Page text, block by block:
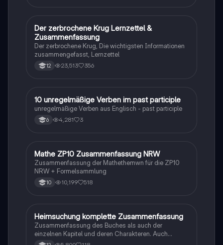
Deutsch
Der zerbrochene Krug Lernzettel &
Zusammenfassung
Der zerbrochene Krug, Die wichtigsten Informationen
zusammengefasst, Lernzettel
12 23,513 356
1 Englisch
10 unregelmäßige Verben im past participle
unregelmäßige Verben aus Englisch - past participle
6 4,281 3
Mathe
Mathe ZP10 Zusammenfassung NRW
Zusammenfassung der Mathethemwn für die ZP10
NRW + Formelsammlung
10 10,199 518
Deutsch
Heimsuchung komplette Zusammenfassung
Zusammenfassung des Buches als auch der
einzelnen Kapitel und deren Charakteren. Auch
tabellarisch. Im Unterricht ohne KI erstellt